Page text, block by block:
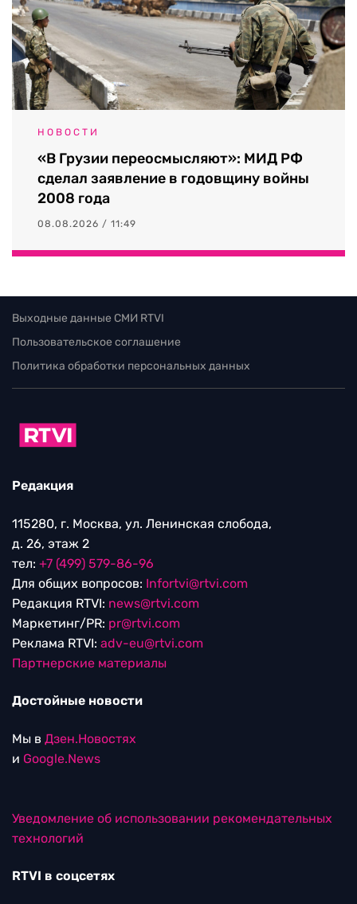
НОВОСТИ
«В Грузии переосмысляют»: МИД РФ
сделал заявление в годовщину войны
2008 года
08.08.2026 / 11:49
Выходные данные СМИ RTVI
Пользовательское соглашение
Политика обработки персональных данных
Редакция
115280, г. Москва, ул. Ленинская слобода,
д. 26, этаж 2
тел: +7 (499) 579-86-96
Для общих вопросов: Infortvi@rtvi.com
Редакция RTVI: news@rtvi.com
Маркетинг/PR: pr@rtvi.com
Реклама RTVI: adv-eu@rtvi.com
Партнерские материалы
Достойные новости
Мы в Дзен.Новостях
и Google.News
Уведомление об использовании рекомендательных
технологий
RTVI в соцсетях